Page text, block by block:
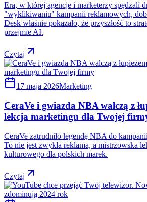
Era, w której agencje i marketerzy spędzali
"wyklikiwaniu" kampanii reklamowych,
Desk właśnie pokazało, że przyszłość to
przejmie AI.
Czytaj
17 maja 2026Marketing
CeraVe i gwiazda NBA walczą z
lekcja marketingu dla Twojej
CeraVe zatrudniło legendę NBA do
To nie jest zwykła reklama, a mistrzowska
kulturowego dla polskich marek.
Czytaj